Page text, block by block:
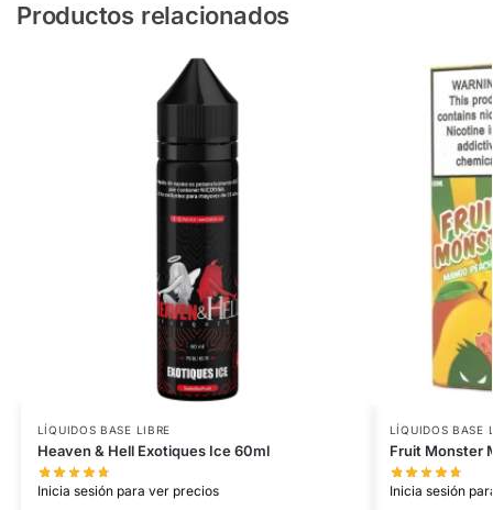
Productos relacionados
LÍQUIDOS BASE LIBRE
Heaven & Hell Exotiques Ice 60ml
Inicia sesión para ver precios
LÍQUIDOS BASE
Fruit Monster
Inicia sesión